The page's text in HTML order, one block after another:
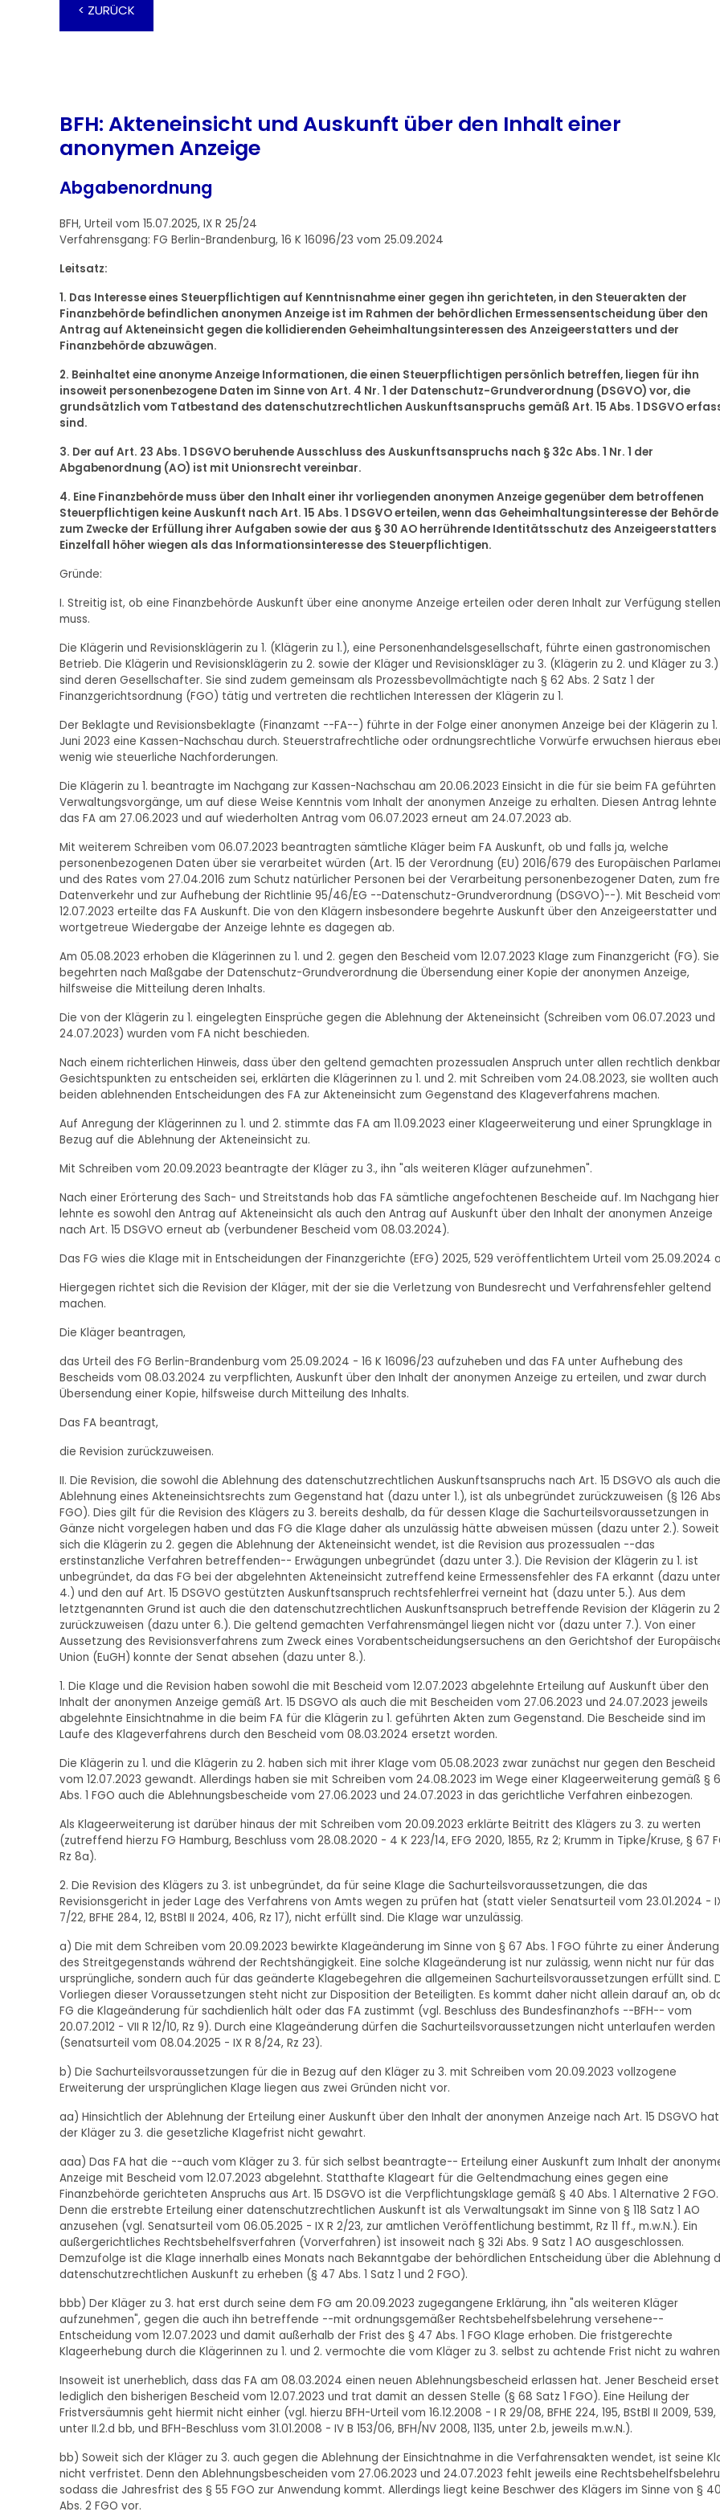
< ZURÜCK
BFH: Akteneinsicht und Auskunft über den Inhalt einer
anonymen Anzeige
Abgabenordnung
BFH, Urteil vom 15.07.2025, IX R 25/24
Verfahrensgang: FG Berlin-Brandenburg, 16 K 16096/23 vom 25.09.2024
Leitsatz:
1. Das Interesse eines Steuerpflichtigen auf Kenntnisnahme einer gegen ihn gerichteten, in den Steuerakten der
Finanzbehörde befindlichen anonymen Anzeige ist im Rahmen der behördlichen Ermessensentscheidung über den
Antrag auf Akteneinsicht gegen die kollidierenden Geheimhaltungsinteressen des Anzeigeerstatters und der
Finanzbehörde abzuwägen.
2. Beinhaltet eine anonyme Anzeige Informationen, die einen Steuerpflichtigen persönlich betreffen, liegen für ihn
insoweit personenbezogene Daten im Sinne von Art. 4 Nr. 1 der Datenschutz-Grundverordnung (DSGVO) vor, die
grundsätzlich vom Tatbestand des datenschutzrechtlichen Auskunftsanspruchs gemäß Art. 15 Abs. 1 DSGVO
sind.
3. Der auf Art. 23 Abs. 1 DSGVO beruhende Ausschluss des Auskunftsanspruchs nach § 32c Abs. 1 Nr. 1 der
Abgabenordnung (AO) ist mit Unionsrecht vereinbar.
4. Eine Finanzbehörde muss über den Inhalt einer ihr vorliegenden anonymen Anzeige gegenüber dem betroffenen
Steuerpflichtigen keine Auskunft nach Art. 15 Abs. 1 DSGVO erteilen, wenn das Geheimhaltungsinteresse der Behörde
zum Zwecke der Erfüllung ihrer Aufgaben sowie der aus § 30 AO herrührende Identitätsschutz des Anzeigeerstatters
Einzelfall höher wiegen als das Informationsinteresse des Steuerpflichtigen.
Gründe:
I. Streitig ist, ob eine Finanzbehörde Auskunft über eine anonyme Anzeige erteilen oder deren Inhalt zur Verfügung stellen
muss.
Die Klägerin und Revisionsklägerin zu 1. (Klägerin zu 1.), eine Personenhandelsgesellschaft, führte einen gastronomischen
Betrieb. Die Klägerin und Revisionsklägerin zu 2. sowie der Kläger und Revisionskläger zu 3. (Klägerin zu 2. und Kläger zu 3.)
sind deren Gesellschafter. Sie sind zudem gemeinsam als Prozessbevollmächtigte nach § 62 Abs. 2 Satz 1 der
Finanzgerichtsordnung (FGO) tätig und vertreten die rechtlichen Interessen der Klägerin zu 1.
Der Beklagte und Revisionsbeklagte (Finanzamt --FA--) führte in der Folge einer anonymen Anzeige bei der Klägerin zu 1.
Juni 2023 eine Kassen-Nachschau durch. Steuerstrafrechtliche oder ordnungsrechtliche Vorwürfe erwuchsen hieraus
wenig wie steuerliche Nachforderungen.
Die Klägerin zu 1. beantragte im Nachgang zur Kassen-Nachschau am 20.06.2023 Einsicht in die für sie beim FA geführten
Verwaltungsvorgänge, um auf diese Weise Kenntnis vom Inhalt der anonymen Anzeige zu erhalten. Diesen Antrag lehnte
das FA am 27.06.2023 und auf wiederholten Antrag vom 06.07.2023 erneut am 24.07.2023 ab.
Mit weiterem Schreiben vom 06.07.2023 beantragten sämtliche Kläger beim FA Auskunft, ob und falls ja, welche
personenbezogenen Daten über sie verarbeitet würden (Art. 15 der Verordnung (EU) 2016/679 des Europäischen
und des Rates vom 27.04.2016 zum Schutz natürlicher Personen bei der Verarbeitung personenbezogener Daten, zum
Datenverkehr und zur Aufhebung der Richtlinie 95/46/EG --Datenschutz-Grundverordnung (DSGVO)--). Mit Bescheid vom
12.07.2023 erteilte das FA Auskunft. Die von den Klägern insbesondere begehrte Auskunft über den Anzeigeerstatter und
wortgetreue Wiedergabe der Anzeige lehnte es dagegen ab.
Am 05.08.2023 erhoben die Klägerinnen zu 1. und 2. gegen den Bescheid vom 12.07.2023 Klage zum Finanzgericht (FG). Sie
begehrten nach Maßgabe der Datenschutz-Grundverordnung die Übersendung einer Kopie der anonymen Anzeige,
hilfsweise die Mitteilung deren Inhalts.
Die von der Klägerin zu 1. eingelegten Einsprüche gegen die Ablehnung der Akteneinsicht (Schreiben vom 06.07.2023 und
24.07.2023) wurden vom FA nicht beschieden.
Nach einem richterlichen Hinweis, dass über den geltend gemachten prozessualen Anspruch unter allen rechtlich
Gesichtspunkten zu entscheiden sei, erklärten die Klägerinnen zu 1. und 2. mit Schreiben vom 24.08.2023, sie wollten
beiden ablehnenden Entscheidungen des FA zur Akteneinsicht zum Gegenstand des Klageverfahrens machen.
Auf Anregung der Klägerinnen zu 1. und 2. stimmte das FA am 11.09.2023 einer Klageerweiterung und einer Sprungklage in
Bezug auf die Ablehnung der Akteneinsicht zu.
Mit Schreiben vom 20.09.2023 beantragte der Kläger zu 3., ihn "als weiteren Kläger aufzunehmen".
Nach einer Erörterung des Sach- und Streitstands hob das FA sämtliche angefochtenen Bescheide auf. Im Nachgang
lehnte es sowohl den Antrag auf Akteneinsicht als auch den Antrag auf Auskunft über den Inhalt der anonymen Anzeige
nach Art. 15 DSGVO erneut ab (verbundener Bescheid vom 08.03.2024).
Das FG wies die Klage mit in Entscheidungen der Finanzgerichte (EFG) 2025, 529 veröffentlichtem Urteil vom 25.09.2024
Hiergegen richtet sich die Revision der Kläger, mit der sie die Verletzung von Bundesrecht und Verfahrensfehler geltend
machen.
Die Kläger beantragen,
das Urteil des FG Berlin-Brandenburg vom 25.09.2024 - 16 K 16096/23 aufzuheben und das FA unter Aufhebung des
Bescheids vom 08.03.2024 zu verpflichten, Auskunft über den Inhalt der anonymen Anzeige zu erteilen, und zwar durch
Übersendung einer Kopie, hilfsweise durch Mitteilung des Inhalts.
Das FA beantragt,
die Revision zurückzuweisen.
II. Die Revision, die sowohl die Ablehnung des datenschutzrechtlichen Auskunftsanspruchs nach Art. 15 DSGVO als auch die
Ablehnung eines Akteneinsichtsrechts zum Gegenstand hat (dazu unter 1.), ist als unbegründet zurückzuweisen (§ 126
FGO). Dies gilt für die Revision des Klägers zu 3. bereits deshalb, da für dessen Klage die Sachurteilsvoraussetzungen in
Gänze nicht vorgelegen haben und das FG die Klage daher als unzulässig hätte abweisen müssen (dazu unter 2.). Soweit
sich die Klägerin zu 2. gegen die Ablehnung der Akteneinsicht wendet, ist die Revision aus prozessualen --das
erstinstanzliche Verfahren betreffenden-- Erwägungen unbegründet (dazu unter 3.). Die Revision der Klägerin zu 1. ist
unbegründet, da das FG bei der abgelehnten Akteneinsicht zutreffend keine Ermessensfehler des FA erkannt (dazu unter
4.) und den auf Art. 15 DSGVO gestützten Auskunftsanspruch rechtsfehlerfrei verneint hat (dazu unter 5.). Aus dem
letztgenannten Grund ist auch die den datenschutzrechtlichen Auskunftsanspruch betreffende Revision der Klägerin zu
zurückzuweisen (dazu unter 6.). Die geltend gemachten Verfahrensmängel liegen nicht vor (dazu unter 7.). Von einer
Aussetzung des Revisionsverfahrens zum Zweck eines Vorabentscheidungsersuchens an den Gerichtshof der
Union (EuGH) konnte der Senat absehen (dazu unter 8.).
1. Die Klage und die Revision haben sowohl die mit Bescheid vom 12.07.2023 abgelehnte Erteilung auf Auskunft über den
Inhalt der anonymen Anzeige gemäß Art. 15 DSGVO als auch die mit Bescheiden vom 27.06.2023 und 24.07.2023 jeweils
abgelehnte Einsichtnahme in die beim FA für die Klägerin zu 1. geführten Akten zum Gegenstand. Die Bescheide sind im
Laufe des Klageverfahrens durch den Bescheid vom 08.03.2024 ersetzt worden.
Die Klägerin zu 1. und die Klägerin zu 2. haben sich mit ihrer Klage vom 05.08.2023 zwar zunächst nur gegen den Bescheid
vom 12.07.2023 gewandt. Allerdings haben sie mit Schreiben vom 24.08.2023 im Wege einer Klageerweiterung gemäß §
Abs. 1 FGO auch die Ablehnungsbescheide vom 27.06.2023 und 24.07.2023 in das gerichtliche Verfahren einbezogen.
Als Klageerweiterung ist darüber hinaus der mit Schreiben vom 20.09.2023 erklärte Beitritt des Klägers zu 3. zu werten
(zutreffend hierzu FG Hamburg, Beschluss vom 28.08.2020 - 4 K 223/14, EFG 2020, 1855, Rz 2; Krumm in Tipke/Kruse, § 67
Rz 8a).
2. Die Revision des Klägers zu 3. ist unbegründet, da für seine Klage die Sachurteilsvoraussetzungen, die das
Revisionsgericht in jeder Lage des Verfahrens von Amts wegen zu prüfen hat (statt vieler Senatsurteil vom 23.01.2024 -
7/22, BFHE 284, 12, BStBl II 2024, 406, Rz 17), nicht erfüllt sind. Die Klage war unzulässig.
a) Die mit dem Schreiben vom 20.09.2023 bewirkte Klageänderung im Sinne von § 67 Abs. 1 FGO führte zu einer Änderung
des Streitgegenstands während der Rechtshängigkeit. Eine solche Klageänderung ist nur zulässig, wenn nicht nur für das
ursprüngliche, sondern auch für das geänderte Klagebegehren die allgemeinen Sachurteilsvoraussetzungen erfüllt sind.
Vorliegen dieser Voraussetzungen steht nicht zur Disposition der Beteiligten. Es kommt daher nicht allein darauf an, ob
FG die Klageänderung für sachdienlich hält oder das FA zustimmt (vgl. Beschluss des Bundesfinanzhofs --BFH-- vom
20.07.2012 - VII R 12/10, Rz 9). Durch eine Klageänderung dürfen die Sachurteilsvoraussetzungen nicht unterlaufen werden
(Senatsurteil vom 08.04.2025 - IX R 8/24, Rz 23).
b) Die Sachurteilsvoraussetzungen für die in Bezug auf den Kläger zu 3. mit Schreiben vom 20.09.2023 vollzogene
Erweiterung der ursprünglichen Klage liegen aus zwei Gründen nicht vor.
aa) Hinsichtlich der Ablehnung der Erteilung einer Auskunft über den Inhalt der anonymen Anzeige nach Art. 15 DSGVO hat
der Kläger zu 3. die gesetzliche Klagefrist nicht gewahrt.
aaa) Das FA hat die --auch vom Kläger zu 3. für sich selbst beantragte-- Erteilung einer Auskunft zum Inhalt der
Anzeige mit Bescheid vom 12.07.2023 abgelehnt. Statthafte Klageart für die Geltendmachung eines gegen eine
Finanzbehörde gerichteten Anspruchs aus Art. 15 DSGVO ist die Verpflichtungsklage gemäß § 40 Abs. 1 Alternative 2 FGO.
Denn die erstrebte Erteilung einer datenschutzrechtlichen Auskunft ist als Verwaltungsakt im Sinne von § 118 Satz 1 AO
anzusehen (vgl. Senatsurteil vom 06.05.2025 - IX R 2/23, zur amtlichen Veröffentlichung bestimmt, Rz 11 ff., m.w.N.). Ein
außergerichtliches Rechtsbehelfsverfahren (Vorverfahren) ist insoweit nach § 32i Abs. 9 Satz 1 AO ausgeschlossen.
Demzufolge ist die Klage innerhalb eines Monats nach Bekanntgabe der behördlichen Entscheidung über die Ablehnung
datenschutzrechtlichen Auskunft zu erheben (§ 47 Abs. 1 Satz 1 und 2 FGO).
bbb) Der Kläger zu 3. hat erst durch seine dem FG am 20.09.2023 zugegangene Erklärung, ihn "als weiteren Kläger
aufzunehmen", gegen die auch ihn betreffende --mit ordnungsgemäßer Rechtsbehelfsbelehrung versehene--
Entscheidung vom 12.07.2023 und damit außerhalb der Frist des § 47 Abs. 1 FGO Klage erhoben. Die fristgerechte
Klageerhebung durch die Klägerinnen zu 1. und 2. vermochte die vom Kläger zu 3. selbst zu achtende Frist nicht zu
Insoweit ist unerheblich, dass das FA am 08.03.2024 einen neuen Ablehnungsbescheid erlassen hat. Jener Bescheid
lediglich den bisherigen Bescheid vom 12.07.2023 und trat damit an dessen Stelle (§ 68 Satz 1 FGO). Eine Heilung der
Fristversäumnis geht hiermit nicht einher (vgl. hierzu BFH-Urteil vom 16.12.2008 - I R 29/08, BFHE 224, 195, BStBl II 2009, 539,
unter II.2.d bb, und BFH-Beschluss vom 31.01.2008 - IV B 153/06, BFH/NV 2008, 1135, unter 2.b, jeweils m.w.N.).
bb) Soweit sich der Kläger zu 3. auch gegen die Ablehnung der Einsichtnahme in die Verfahrensakten wendet, ist seine
nicht verfristet. Denn den Ablehnungsbescheiden vom 27.06.2023 und 24.07.2023 fehlt jeweils eine
sodass die Jahresfrist des § 55 FGO zur Anwendung kommt. Allerdings liegt keine Beschwer des Klägers im Sinne von § 40
Abs. 2 FGO vor.